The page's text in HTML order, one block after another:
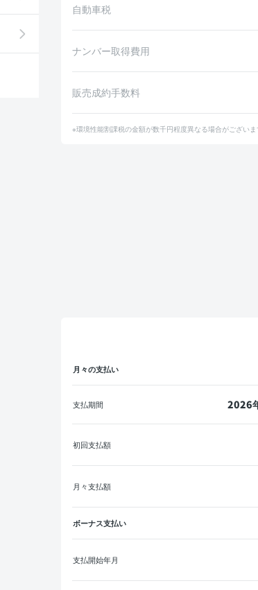
自動車税
ナンバー取得費用
販売成約手数料
※環境性能割課税の金額が数千円程度異なる場合がございま
月々の支払い
支払期間 2026
初回支払額
月々支払額
ボーナス支払い
支払開始年月